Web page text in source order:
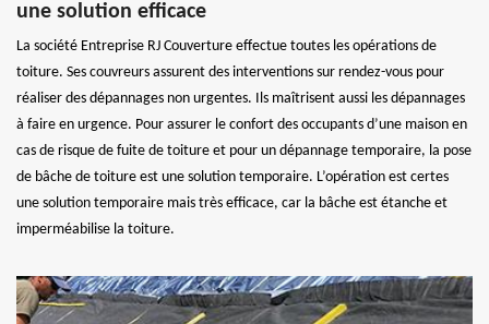
une solution efficace
La société Entreprise RJ Couverture effectue toutes les opérations de
toiture. Ses couvreurs assurent des interventions sur rendez-vous pour
réaliser des dépannages non urgentes. Ils maîtrisent aussi les dépannages
à faire en urgence. Pour assurer le confort des occupants d’une maison en
cas de risque de fuite de toiture et pour un dépannage temporaire, la pose
de bâche de toiture est une solution temporaire. L’opération est certes
une solution temporaire mais très efficace, car la bâche est étanche et
imperméabilise la toiture.